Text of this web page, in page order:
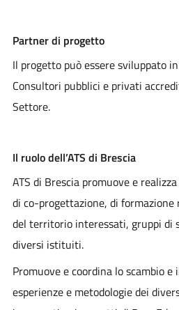
Partner di progetto
Il progetto può essere sviluppato
Consultori pubblici e privati
Settore.
Il ruolo dell’ATS di Brescia
ATS di Brescia promuove e
di co-progettazione, di
del territorio interessati, gruppi di
diversi istituiti.
Promuove e coordina lo scambio
esperienze e metodologie dei